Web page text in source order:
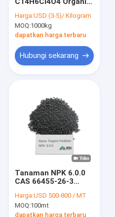
Produk
Video
Tentang kami
Hubungi kami
untuk Aplikasi yang
Tepat
Harga:USD (3-5)/ Kilogram
MOQ:1000kg
dapatkan harga terbaru
Hubungi sekarang
Tanaman NPK 6.0.0
CAS 66455-26-3
Formula Alami
Fertilitas Bertahan
Selama 9 Bulan
Harga:USD 500-800 / MT
MOQ:100mt
dapatkan harga terbaru